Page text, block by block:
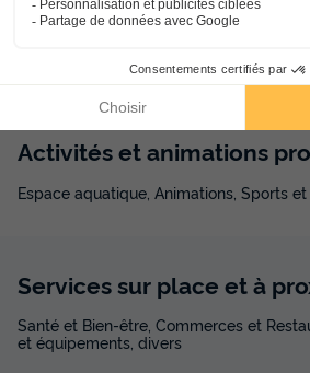
Ouvert en juillet et août
Avec pataugeoire
Activités et animations
Espace aquatique, Animations, Sports
Services sur place et à
Santé et Bien-être, Commerces et
et équipements, divers